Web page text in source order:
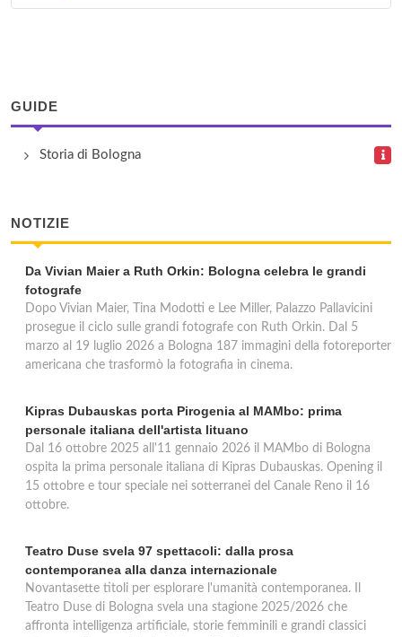
Viale Pietro Pietramellara 18, Bologna
Ufficio Bologna Succursale 11
Via San Mamolo 62, Bologna
GUIDE
Storia di Bologna
NOTIZIE
Da Vivian Maier a Ruth Orkin: Bologna celebra le grandi
fotografe
Dopo Vivian Maier, Tina Modotti e Lee Miller, Palazzo Pallavicini
prosegue il ciclo sulle grandi fotografe con Ruth Orkin. Dal 5
marzo al 19 luglio 2026 a Bologna 187 immagini della fotoreporter
americana che trasformò la fotografia in cinema.
Kipras Dubauskas porta Pirogenia al MAMbo: prima
personale italiana dell'artista lituano
Dal 16 ottobre 2025 all'11 gennaio 2026 il MAMbo di Bologna
ospita la prima personale italiana di Kipras Dubauskas. Opening il
15 ottobre e tour speciale nei sotterranei del Canale Reno il 16
ottobre.
Teatro Duse svela 97 spettacoli: dalla prosa
contemporanea alla danza internazionale
Novantasette titoli per esplorare l'umanità contemporanea. Il
Teatro Duse di Bologna svela una stagione 2025/2026 che
affronta intelligenza artificiale, storie femminili e grandi classici